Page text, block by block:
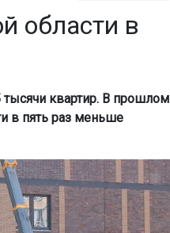
области в
квартир. В прошлом
в пять раз меньше